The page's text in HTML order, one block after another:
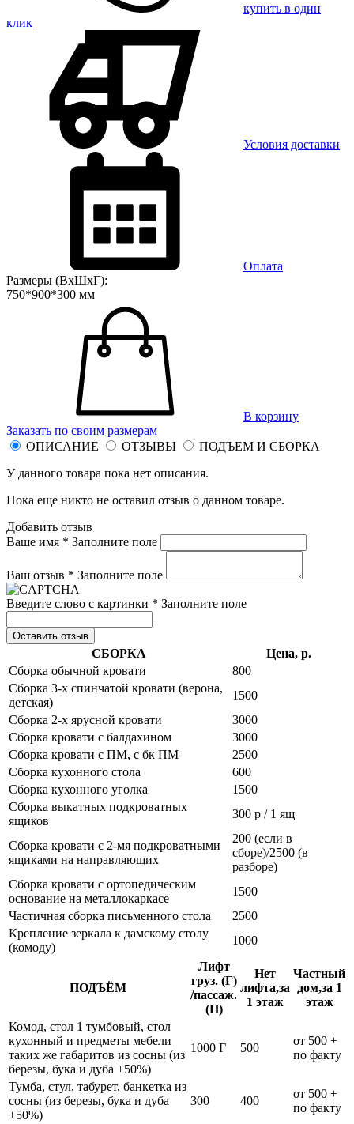
купить в один
клик
Условия доставки
Оплата
Размеры (ВхШхГ):
750*900*300 мм
В корзину
Заказать по своим размерам
ОПИСАНИЕ
ОТЗЫВЫ
ПОДЪЕМ И СБОРКА
У данного товара пока нет описания.
Пока еще никто не оставил отзыв о данном товаре.
Добавить отзыв
Ваше имя * Заполните поле
Ваш отзыв * Заполните поле
Введите слово с картинки * Заполните поле
Оставить отзыв
СБОРКА
Цена, р.
Сборка обычной кровати
800
Сборка 3-х спинчатой кровати (верона,
детская)
1500
Сборка 2-х ярусной кровати
3000
Сборка кровати с балдахином
3000
Сборка кровати с ПМ, с бк ПМ
2500
Сборка кухонного стола
600
Сборка кухонного уголка
1500
Сборка выкатных подкроватных
ящиков
300 р / 1 ящ
Сборка кровати с 2-мя подкроватными
ящиками на направляющих
200 (если в
сборе)/2500 (в
разборе)
Сборка кровати с ортопедическим
основание на металлокаркасе
1500
Частичная сборка письменного стола
2500
Крепление зеркала к дамскому столу
(комоду)
1000
ПОДЪЁМ
Лифт
груз. (Г)
/пассаж.
(П)
Нет
лифта,за
1 этаж
Частный
дом,за 1
этаж
Комод, стол 1 тумбовый, стол
кухонный и предметы мебели
таких же габаритов из сосны (из
березы, бука и дуба +50%)
1000 Г 500
от 500 +
по факту
Тумба, стул, табурет, банкетка из
сосны (из березы, бука и дуба
+50%)
300 400
от 500 +
по факту